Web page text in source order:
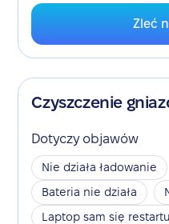
Zleć
Czyszczenie
Dotyczy objawów
Nie działa ładowanie
Bateria nie działa
Laptop sam się